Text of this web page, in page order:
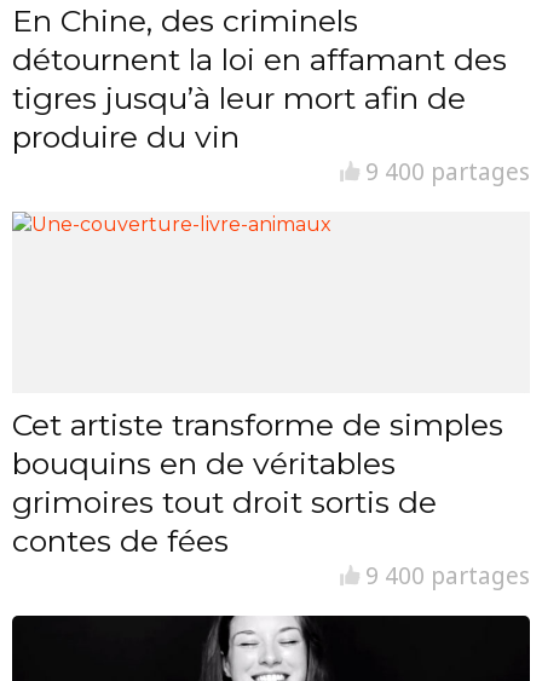
En Chine, des criminels
détournent la loi en affamant des
tigres jusqu’à leur mort afin de
produire du vin
9 400 partages
Cet artiste transforme de simples
bouquins en de véritables
grimoires tout droit sortis de
contes de fées
9 400 partages